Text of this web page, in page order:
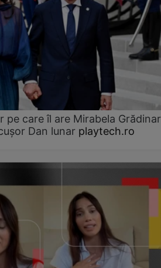
pe care îl are Mirabela
Dan lunar playtech.ro